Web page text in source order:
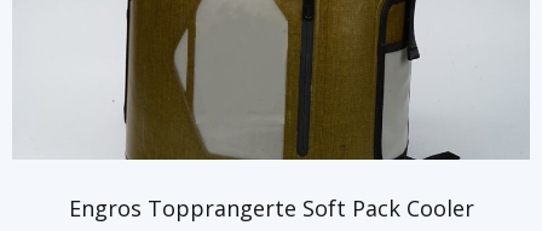
Engros Topprangerte Soft Pack Cooler